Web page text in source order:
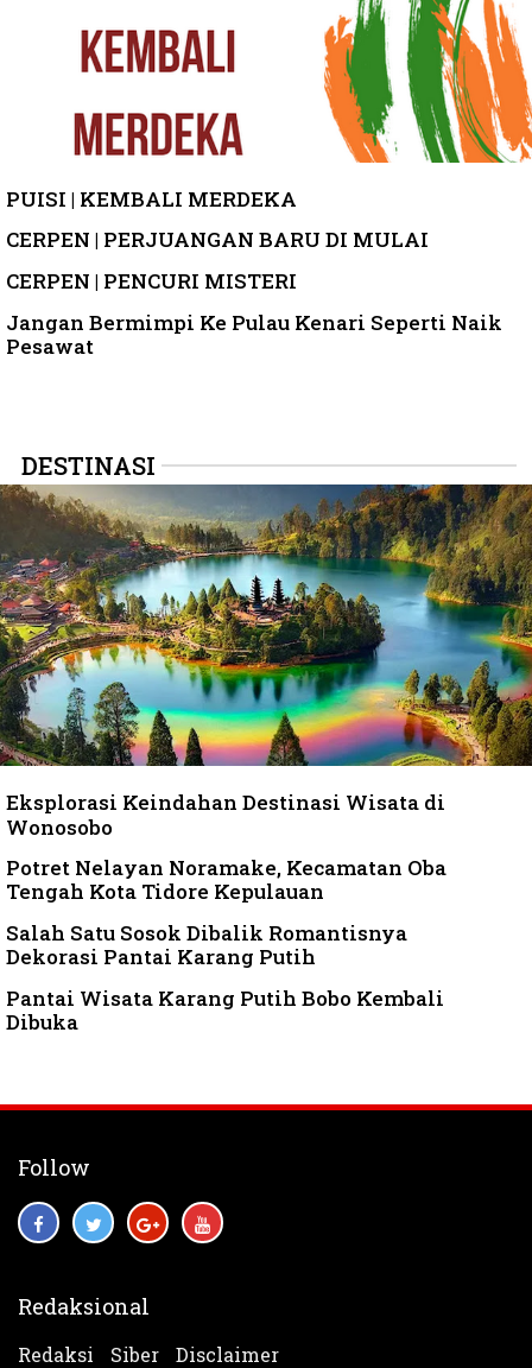
PUISI | KEMBALI MERDEKA
CERPEN | PERJUANGAN BARU DI MULAI
CERPEN | PENCURI MISTERI
Jangan Bermimpi Ke Pulau Kenari Seperti Naik
Pesawat
DESTINASI
Eksplorasi Keindahan Destinasi Wisata di
Wonosobo
Potret Nelayan Noramake, Kecamatan Oba
Tengah Kota Tidore Kepulauan
Salah Satu Sosok Dibalik Romantisnya
Dekorasi Pantai Karang Putih
Pantai Wisata Karang Putih Bobo Kembali
Dibuka
Follow
Redaksional
Redaksi Siber Disclaimer